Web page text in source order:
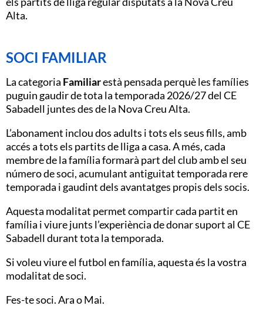
Alta.
SOCI FAMILIAR
La categoria Familiarestà pensada perquè les famílies
puguin gaudir de tota la temporada 2026/27 del CE
Sabadell juntes des de la Nova Creu Alta.
L’abonament inclou dos adults i tots els seus fills, amb
accés a tots els partits de lliga a casa. A més, cada
membre de la família formarà part del club amb el seu
número de soci, acumulant antiguitat temporada rere
temporada i gaudint dels avantatges propis dels socis.
Aquesta modalitat permet compartir cada partit en
família i viure junts l’experiència de donar suport al CE
Sabadell durant tota la temporada.
Si voleu viure el futbol en família, aquesta és la vostra
modalitat de soci.
Fes-te soci. Ara o Mai.